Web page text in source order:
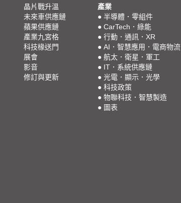
晶片戰升溫
未來車供應鏈
蘋果供應鏈
產業九宮格
科技椽送門
展會
影音
修訂與更新
產業
● 半導體．零組件
● CarTech．綠能
● 行動．通訊．XR
● AI．智慧應用．電商物流
● 航太．衛星．軍工
● IT．系統供應鏈
● 光電．顯示．光學
● 科技政策
● 物聯科技．智慧製造
● 圖表